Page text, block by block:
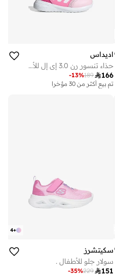
اديداس
حذاء تنسور رن 3.0 إي إل للأطفال
166
189
-13%
تم بيع أكثر من 30 مؤخرا
+
4
سكيتشرز
سولار جلو للأطفال .
151
229
-35%